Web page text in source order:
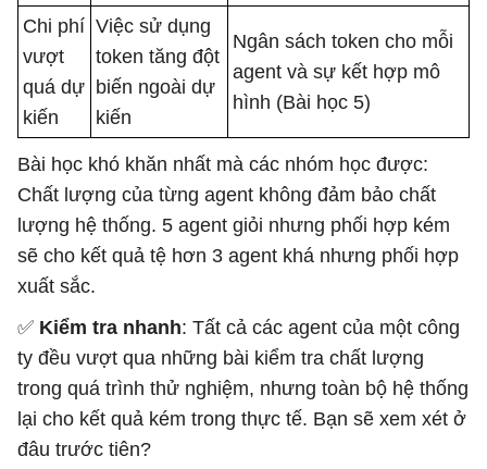
Chi phí
vượt
quá dự
kiến
Việc sử dụng
token tăng đột
biến ngoài dự
kiến
Ngân sách token cho mỗi
agent và sự kết hợp mô
hình (Bài học 5)
Bài học khó khăn nhất mà các nhóm học được:
Chất lượng của từng agent không đảm bảo chất
lượng hệ thống. 5 agent giỏi nhưng phối hợp kém
sẽ cho kết quả tệ hơn 3 agent khá nhưng phối hợp
xuất sắc.
✅ Kiểm tra nhanh: Tất cả các agent của một công
ty đều vượt qua những bài kiểm tra chất lượng
trong quá trình thử nghiệm, nhưng toàn bộ hệ thống
lại cho kết quả kém trong thực tế. Bạn sẽ xem xét ở
đâu trước tiên?